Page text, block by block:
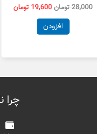
28,000تومان19,600 تومان
افزودن
چرا